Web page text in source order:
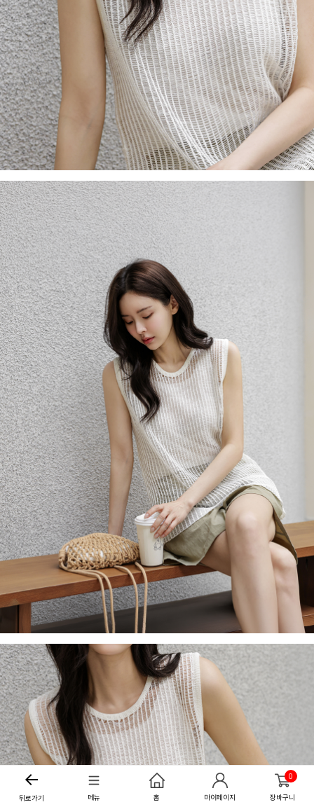
뒤로가기 메뉴 홈 마이페이지
0
장바구니